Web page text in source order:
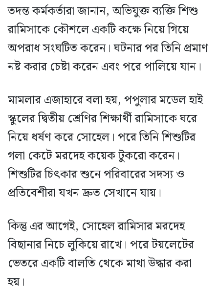
তদন্ত কর্মকর্তারা জানান, অভিযুক্ত ব্যক্তি শিশু
রামিসাকে কৌশলে একটি কক্ষে নিয়ে গিয়ে
অপরাধ সংঘটিত করেন। ঘটনার পর তিনি প্রমাণ
নষ্ট করার চেষ্টা করেন এবং পরে পালিয়ে যান।
মামলার এজাহারে বলা হয়, পপুলার মডেল হাই
স্কুলের দ্বিতীয় শ্রেণির শিক্ষার্থী রামিসাকে ঘরে
নিয়ে ধর্ষণ করে সোহেল। পরে তিনি শিশুটির
গলা কেটে মরদেহ কয়েক টুকরো করেন।
শিশুটির চিৎকার শুনে পরিবারের সদস্য ও
প্রতিবেশীরা যখন দ্রুত সেখানে যায়।
কিন্তু এর আগেই, সোহেল রামিসার মরদেহ
বিছানার নিচে লুকিয়ে রাখে। পরে টয়লেটের
ভেতরে একটি বালতি থেকে মাথা উদ্ধার করা
হয়।